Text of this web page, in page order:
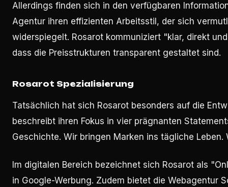
Allerdings finden sich in den verfügbaren
Agentur ihren effizienten Arbeitsstil, der sich
widerspiegelt. Rosarot kommuniziert "klar, direkt
dass die Preisstrukturen transparent gestaltet sind.
Rosarot Spezialisierung
Tatsächlich hat sich Rosarot besonders auf die
beschreibt ihren Fokus in vier prägnanten
Geschichte. Wir bringen Marken ins tägliche
Im digitalen Bereich bezeichnet sich Rosarot als
in Google-Werbung. Zudem bietet die Webagentur